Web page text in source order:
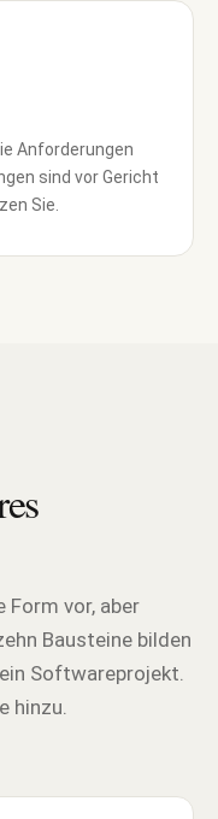
Anforderungen
sind vor Gericht
Sie.
Form vor, aber
Bausteine bilden
Softwareprojekt.
hinzu.